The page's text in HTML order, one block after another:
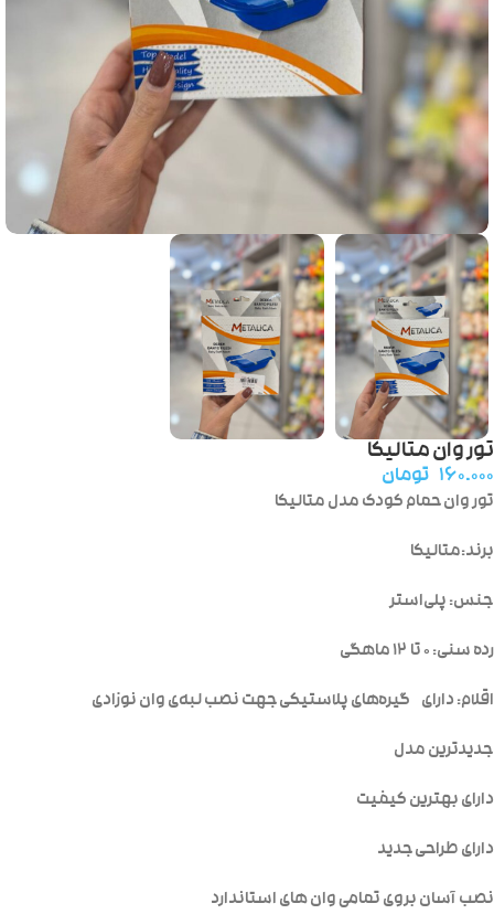
تور وان متالیکا
۱۶۰.۰۰۰ تومان
تور وان حمام کودک مدل متالیکا
برند:متالیکا
جنس: پلی‌استر
رده سنی: ۰ تا ۱۲ ماهگی
اقلام: دارای گیره‌های پلاستیکی جهت نصب لبه‌ی وان نوزادی
جدیدترین مدل
دارای بهترین کیفیت
دارای طراحی جدید
نصب آسان بروی تمامی وان های استاندارد